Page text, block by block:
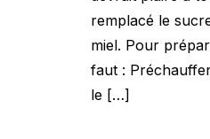
remplacé le
miel. Pour
faut :
le […]